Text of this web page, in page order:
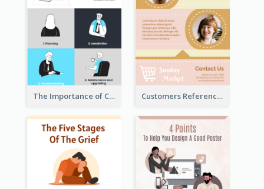
The Importance of Customer Service Infographic Customers Reference Infographic